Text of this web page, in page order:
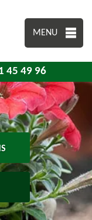
MENU
45 49 96